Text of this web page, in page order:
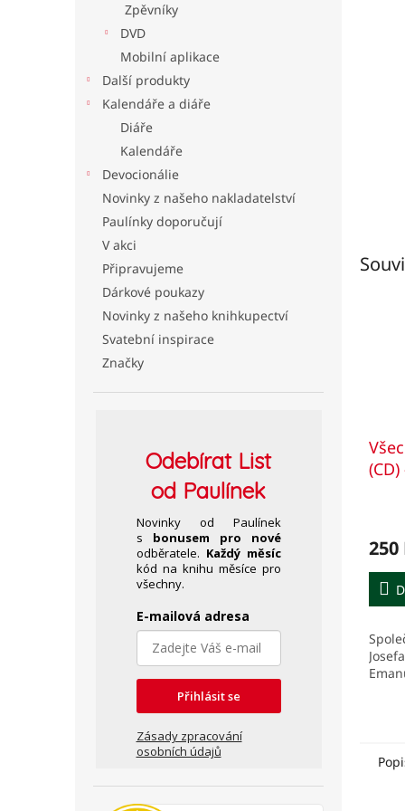
Zpěvníky
DVD
Mobilní aplikace
Další produkty
Kalendáře a diáře
Diáře
Kalendáře
Devocionálie
Novinky z našeho nakladatelství
Paulínky doporučují
V akci
Připravujeme
Dárkové poukazy
Novinky z našeho knihkupectví
Svatební inspirace
Značky
OdebíratList
od Paulínek
Novinky od Paulínek
s bonusem pro nové
odběratele. Každý měsíc
kód na knihu měsíce pro
všechny.
E-mailová adresa
Přihlásit se
Zásady zpracování
osobních údajů
250